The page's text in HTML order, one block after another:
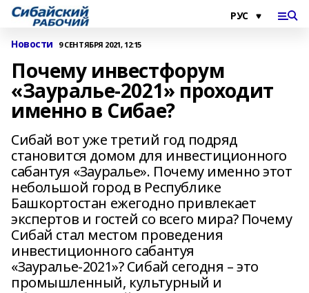
Новости 9 СЕНТЯБРЯ 2021, 12:15
Почему инвестфорум
«Зауралье-2021» проходит
именно в Сибае?
Сибай вот уже третий год подряд
становится домом для инвестиционного
сабантуя «Зауралье». Почему именно этот
небольшой город в Республике
Башкортостан ежегодно привлекает
экспертов и гостей со всего мира? Почему
Сибай стал местом проведения
инвестиционного сабантуя
«Зауралье-2021»? Сибай сегодня – это
промышленный, культурный и